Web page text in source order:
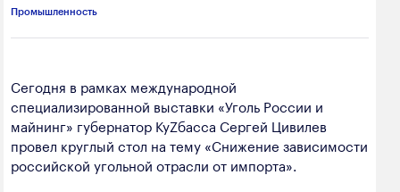
Электроэнергетика
Промышленность строительных материалов
Добыча общераспространенных
полезных ископаемых
Лёгкая промышленность
650000, г. Кемерово, пр. Советский, 63
dprom@ako.ru
Создание сайта — Мэйк
Промышленность
Сегодня в рамках международной
специализированной выставки «Уголь России и
майнинг» губернатор КуZбасса Сергей Цивилев
провел круглый стол на тему «Снижение зависимости
российской угольной отрасли от импорта».